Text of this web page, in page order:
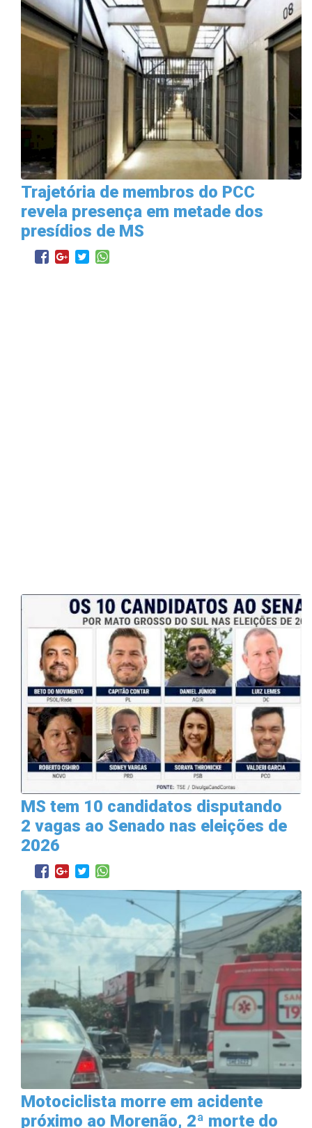
Trajetória de membros do PCC
revela presença em metade dos
presídios de MS
MS tem 10 candidatos disputando
2 vagas ao Senado nas eleições de
2026
Motociclista morre em acidente
próximo ao Morenão, 2ª morte do